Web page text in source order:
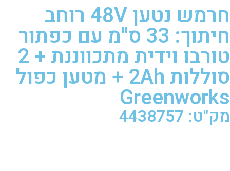
חרמש נטען 48V רוחב
חיתוך: 33 ס"מ עם כפתור
טורבו וידית מתכווננת + 2
סוללות 2Ah + מטען כפול
Greenworks
מק"ט: 4438757